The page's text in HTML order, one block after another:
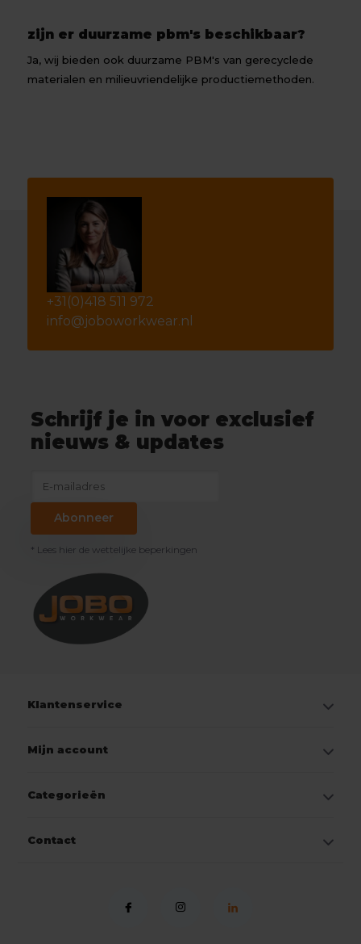
zijn er duurzame pbm's beschikbaar?
Ja, wij bieden ook duurzame PBM's van gerecyclede
materialen en milieuvriendelijke productiemethoden.
+31(0)418 511 972
info@joboworkwear.nl
Schrijf je in voor exclusief
nieuws & updates
Abonneer
* Lees hier de wettelijke beperkingen
Klantenservice
Mijn account
Categorieën
Contact